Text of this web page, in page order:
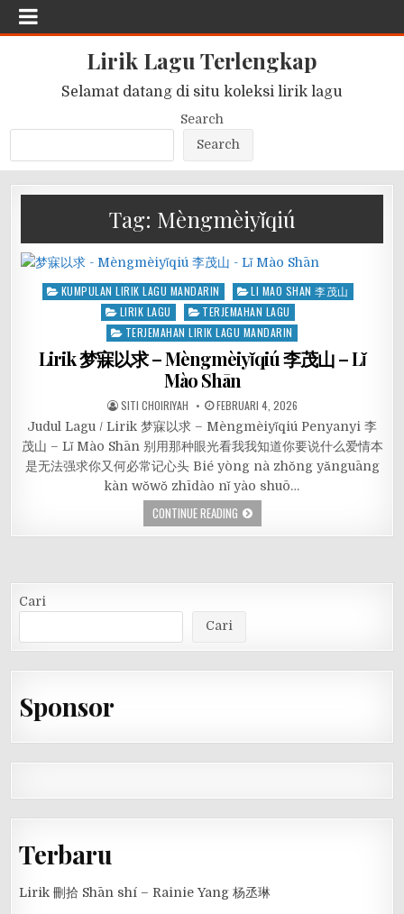
Lirik Lagu Terlengkap
Selamat datang di situ koleksi lirik lagu
Search
Search
Tag: Mèngmèiyǐqiú
Posted
KUMPULAN LIRIK LAGU MANDARIN
LI MAO SHAN 李茂山
LIRIK LAGU
TERJEMAHAN LAGU
TERJEMAHAN LIRIK LAGU MANDARIN
Lirik 梦寐以求 – Mèngmèiyǐqiú 李茂山 – Lǐ
Mào Shān
SITI CHOIRIYAH FEBRUARI 4, 2026
Judul Lagu / Lirik 梦寐以求 – Mèngmèiyǐqiú Penyanyi 李
茂山 – Lǐ Mào Shān 别用那种眼光看我我知道你要说什么爱情本
是无法强求你又何必常记心头 Bié yòng nà zhǒng yǎnguāng
kàn wǒwǒ zhīdào nǐ yào shuō…
CONTINUE READING
Cari
Cari
Sponsor
Terbaru
Lirik 刪拾 Shān shí – Rainie Yang 杨丞琳